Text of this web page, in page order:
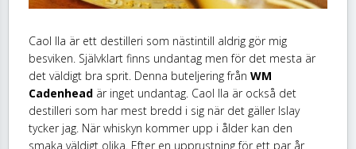
Caol Ila är ett destilleri som nästintill aldrig gör mig
besviken. Självklart finns undantag men för det mesta är
det väldigt bra sprit. Denna buteljering från WM
Cadenhead är inget undantag. Caol Ila är också det
destilleri som har mest bredd i sig när det gäller Islay
tycker jag. När whiskyn kommer upp i ålder kan den
smaka väldigt olika. Efter en upprustning för ett par år